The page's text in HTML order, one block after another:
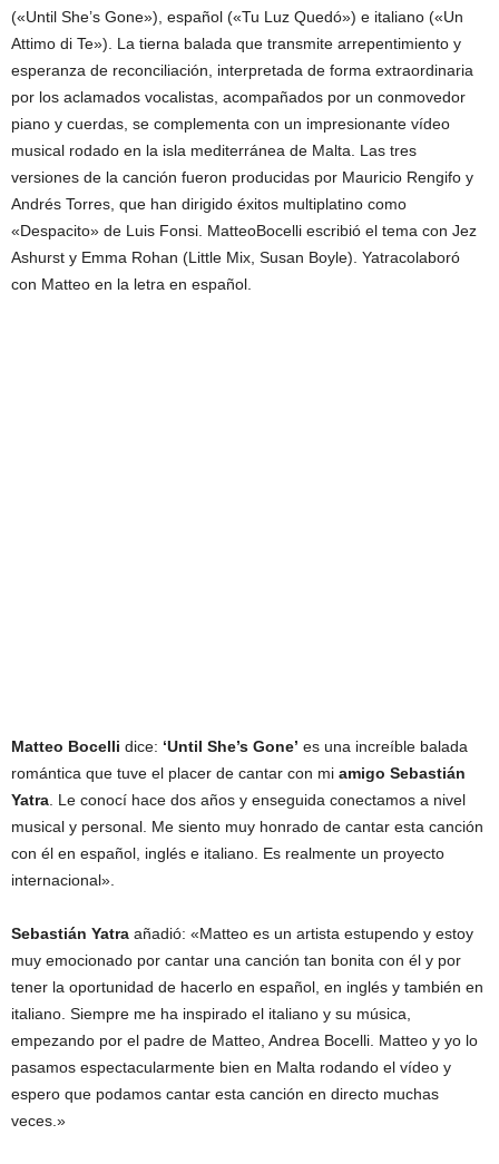
(«Until She’s Gone»), español («Tu Luz Quedó») e italiano («Un
Attimo di Te»). La tierna balada que transmite arrepentimiento y
esperanza de reconciliación, interpretada de forma extraordinaria
por los aclamados vocalistas, acompañados por un conmovedor
piano y cuerdas, se complementa con un impresionante vídeo
musical rodado en la isla mediterránea de Malta. Las tres
versiones de la canción fueron producidas por Mauricio Rengifo y
Andrés Torres, que han dirigido éxitos multiplatino como
«Despacito» de Luis Fonsi. MatteoBocelli escribió el tema con Jez
Ashurst y Emma Rohan (Little Mix, Susan Boyle). Yatracolaboró
con Matteo en la letra en español.
Matteo Bocelli dice: ‘Until She’s Gone’ es una increíble balada
romántica que tuve el placer de cantar con mi amigo Sebastián
Yatra . Le conocí hace dos años y enseguida conectamos a nivel
musical y personal. Me siento muy honrado de cantar esta canción
con él en español, inglés e italiano. Es realmente un proyecto
internacional».
Sebastián Yatra añadió: «Matteo es un artista estupendo y estoy
muy emocionado por cantar una canción tan bonita con él y por
tener la oportunidad de hacerlo en español, en inglés y también en
italiano. Siempre me ha inspirado el italiano y su música,
empezando por el padre de Matteo, Andrea Bocelli. Matteo y yo lo
pasamos espectacularmente bien en Malta rodando el vídeo y
espero que podamos cantar esta canción en directo muchas
veces.»